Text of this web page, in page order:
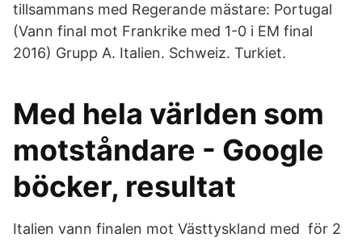
tillsammans med Regerande mästare: Portugal
(Vann final mot Frankrike med 1-0 i EM final
2016) Grupp A. Italien. Schweiz. Turkiet.
Med hela världen som
motståndare - Google
böcker, resultat
Italien vann finalen mot Västtyskland med för 2